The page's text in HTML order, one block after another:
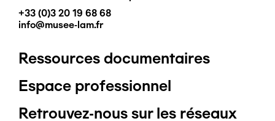
+33 (0)3 20 19 68 68
info@musee-lam.fr
Pied
de
Ressources documentaires
Espace professionnel
Retrouvez-nous sur les réseaux